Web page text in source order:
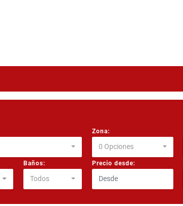
Zona:
0 Opciones
Baños:
Todos
Precio desde: